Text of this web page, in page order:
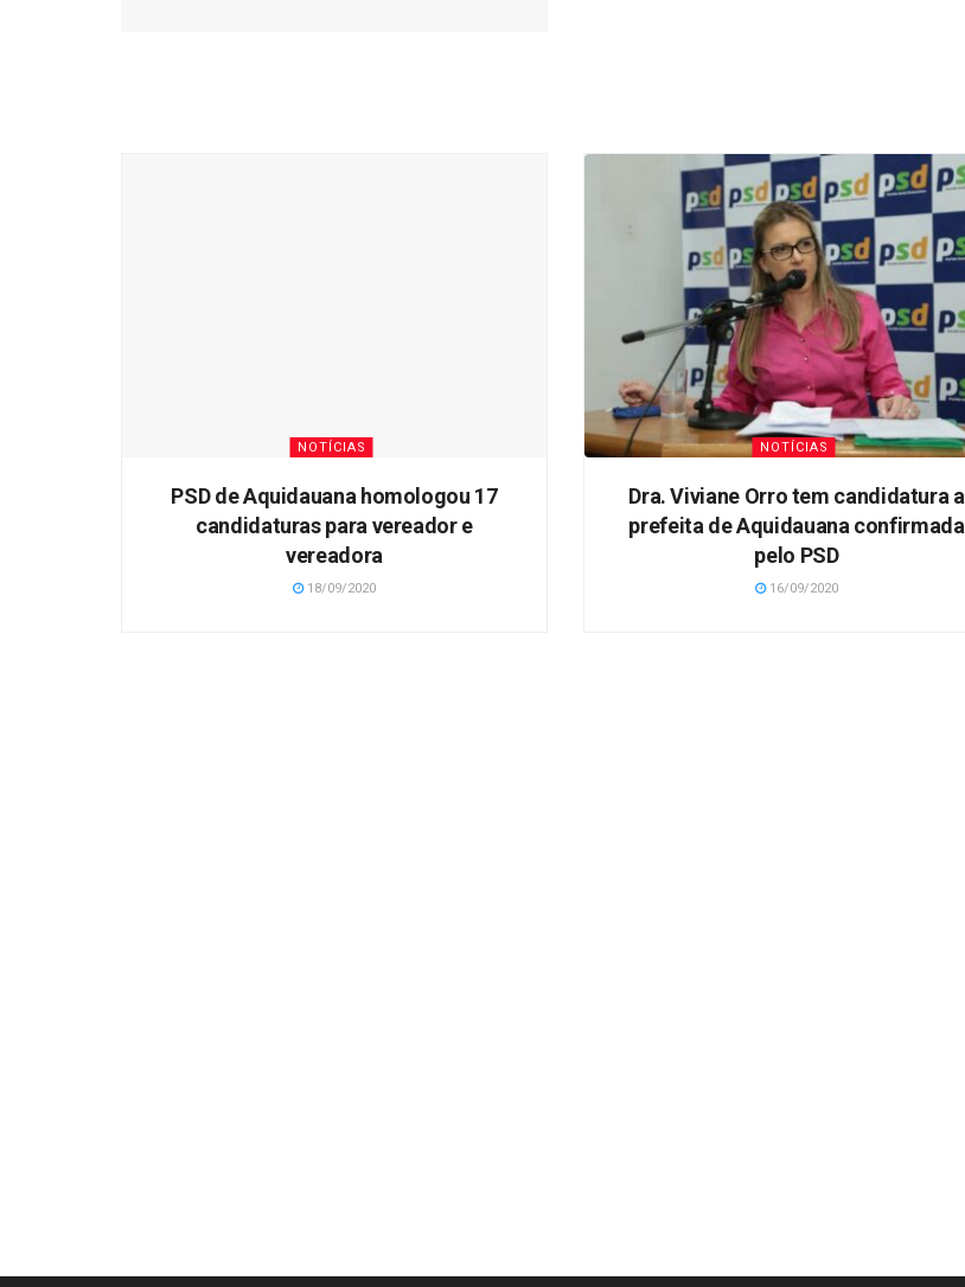
NOTÍCIAS
PSD de Aquidauana homologou 17
candidaturas para vereador e
vereadora
18/09/2020
NOTÍCIAS
Dra. Viviane Orro tem candidatura a
prefeita de Aquidauana confirmada
pelo PSD
16/09/2020